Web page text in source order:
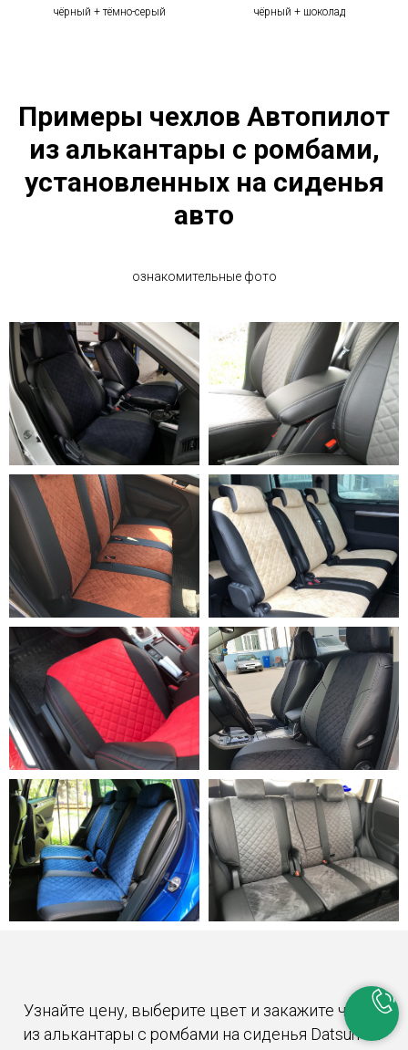
чёрный + тёмно-серый чёрный + шоколад
Примеры чехлов Автопилот
из алькантары с ромбами,
установленных на сиденья
авто
ознакомительные фото
Узнайте цену, выберите цвет и закажите чехлы
из алькантары с ромбами на сиденья Datsun on-